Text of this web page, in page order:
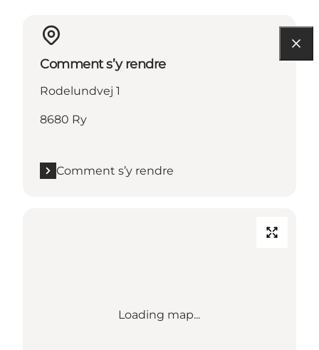
Comment s’y rendre
Rodelundvej 1
8680 Ry
Comment s’y rendre
Loading map...